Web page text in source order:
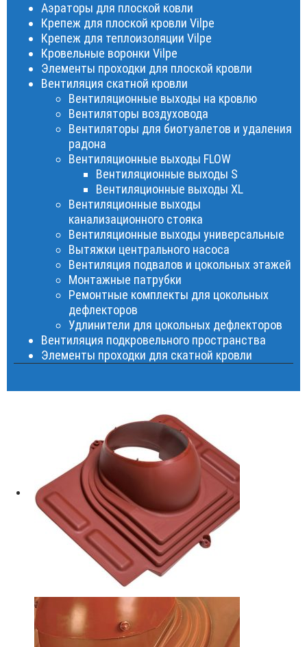
Аэраторы для плоской ковли
Крепеж для плоской кровли Vilpe
Крепеж для теплоизоляции Vilpe
Кровельные воронки Vilpe
Элементы проходки для плоской кровли
Вентиляция скатной кровли
Вентиляционные выходы на кровлю
Вентиляторы воздуховода
Вентиляторы для биотуалетов и удаления
радона
Вентиляционные выходы FLOW
Вентиляционные выходы S
Вентиляционные выходы XL
Вентиляционные выходы
канализационного стояка
Вентиляционные выходы универсальные
Вытяжки центрального насоса
Вентиляция подвалов и цокольных этажей
Монтажные патрубки
Ремонтные комплекты для цокольных
дефлекторов
Удлинители для цокольных дефлекторов
Вентиляция подкровельного пространства
Элементы проходки для скатной кровли